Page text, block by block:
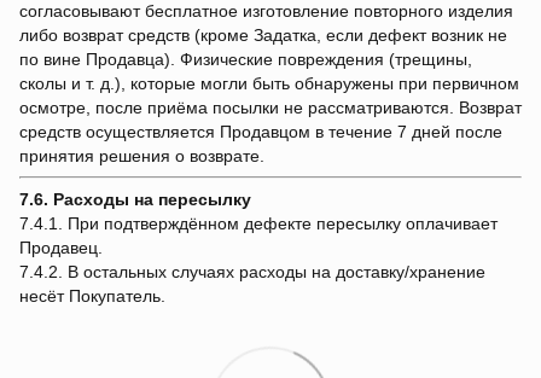
согласовывают бесплатное изготовление повторного изделия
либо возврат средств (кроме Задатка, если дефект возник не
по вине Продавца). Физические повреждения (трещины,
сколы и т. д.), которые могли быть обнаружены при первичном
осмотре, после приёма посылки не рассматриваются. Возврат
средств осуществляется Продавцом в течение 7 дней после
принятия решения о возврате.
7.6. Расходы на пересылку
7.4.1. При подтверждённом дефекте пересылку оплачивает
Продавец.
7.4.2. В остальных случаях расходы на доставку/хранение
несёт Покупатель.